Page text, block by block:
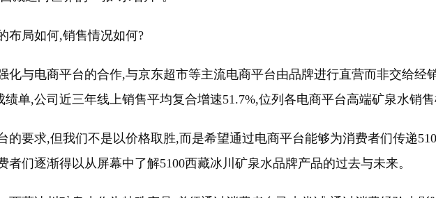
布局如何,销售情况如何?
化与电商平台的合作,与京东超市等主流电商平台由品牌进行直营而非交给经
单,公司近三年线上销售平均复合增速51.7%,位列各电商平台高端矿泉水销售
要求,但我们不是以价格取胜,而是希望通过电商平台能够为消费者们传递
们逐渐得以从屏幕中了解5100西藏冰川矿泉水品牌产品的过去与未来。